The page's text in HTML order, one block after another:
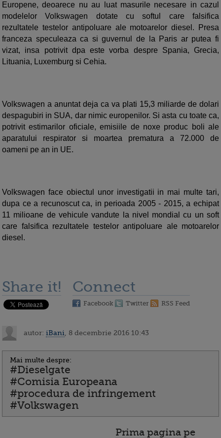
Europene, deoarece nu au luat masurile necesare in cazul
modelelor Volkswagen dotate cu softul care falsifica
rezultatele testelor antipoluare ale motoarelor diesel. Presa
franceza speculeaza ca si guvernul de la Paris ar putea fi
vizat, insa potrivit dpa este vorba despre Spania, Grecia,
Lituania, Luxemburg si Cehia.
Volkswagen a anuntat deja ca va plati 15,3 miliarde de dolari
despagubiri in SUA, dar nimic europenilor. Si asta cu toate ca,
potrivit estimarilor oficiale, emisiile de noxe produc boli ale
aparatului respirator si moartea prematura a 72.000 de
oameni pe an in UE.
Volkswagen face obiectul unor investigatii in mai multe tari,
dupa ce a recunoscut ca, in perioada 2005 - 2015, a echipat
11 milioane de vehicule vandute la nivel mondial cu un soft
care falsifica rezultatele testelor antipoluare ale motoarelor
diesel.
Share it! Connect
Facebook Twitter RSS Feed
autor: iBani , 8 decembrie 2016 10:43
Mai multe despre:
#Dieselgate
#Comisia Europeana
#procedura de infringement
#Volkswagen
Prima pagina pe